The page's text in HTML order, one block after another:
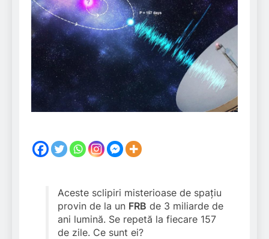
Aceste sclipiri misterioase de spațiu
provin de la un FRB de 3 miliarde de
ani lumină. Se repetă la fiecare 157
de zile. Ce sunt ei?